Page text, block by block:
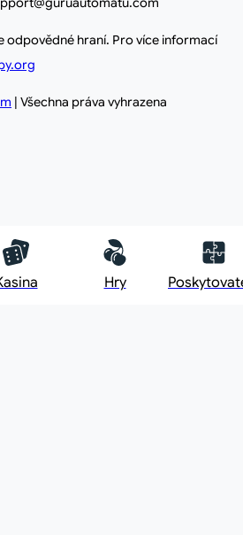
hraní. Pro více informací
| Všechna práva vyhrazena
Hry